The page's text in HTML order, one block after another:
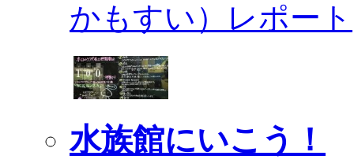
かもすい）レポート
水族館にいこう！